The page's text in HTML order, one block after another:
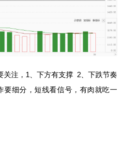
关注，1、下方有支撑 2、下跌节奏
细分，短线看信号，有肉就吃一